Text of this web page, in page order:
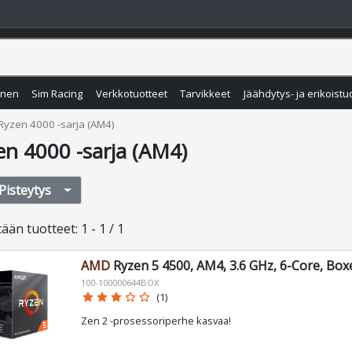
Sim Racing Verkkotuotteet Tarvikkeet Jäähdytys- ja
4000 -sarja (AM4)
4000 -sarja (AM4)
Pisteytys
tuotteet: 1 - 1 / 1
AMDRyzen 5 4500, AM4, 3.6 GHz, 6-Core,
100-100000644BOX
star star star star_border star_border (1)
Zen 2 -prosessoriperhe kasvaa!